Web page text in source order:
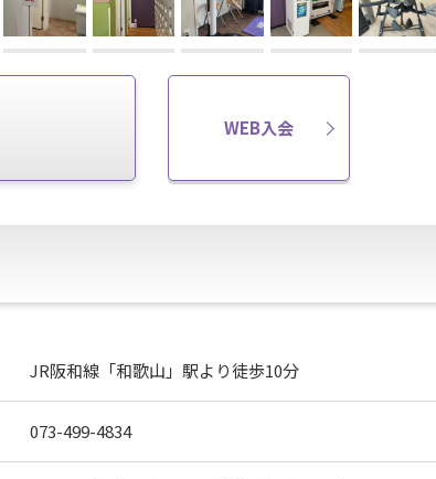
WEB入会
JR阪和線「和歌山」駅より徒歩10分
073-499-4834